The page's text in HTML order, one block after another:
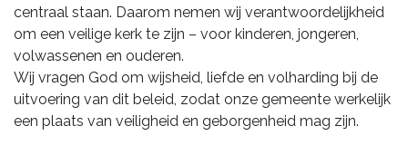
centraal staan. Daarom nemen wij verantwoordelijkheid
om een veilige kerk te zijn – voor kinderen, jongeren,
volwassenen en ouderen.
Wij vragen God om wijsheid, liefde en volharding bij de
uitvoering van dit beleid, zodat onze gemeente werkelijk
een plaats van veiligheid en geborgenheid mag zijn.